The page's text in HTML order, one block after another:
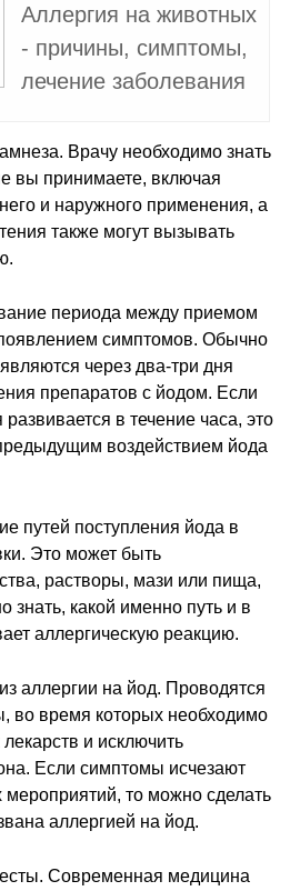
Аллергия на животных
- причины, симптомы,
лечение заболевания
Врачу необходимо знать
вы принимаете, включая
и наружного применения, а
также могут вызывать
периода между приемом
симптомов. Обычно
через два-три дня
препаратов с йодом. Если
в течение часа, это
воздействием йода
путей поступления йода в
Это может быть
растворы, мази или пища,
какой именно путь и в
аллергическую реакцию.
аллергии на йод. Проводятся
во время которых необходимо
и исключить
Если симптомы исчезают
мероприятий, то можно сделать
аллергией на йод.
Современная медицина